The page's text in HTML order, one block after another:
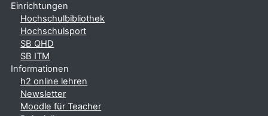
Einrichtungen
Hochschulbibliothek
Hochschulsport
SB QHD
SB ITM
Informationen
h2 online lehren
Newsletter
Moodle für Teacher